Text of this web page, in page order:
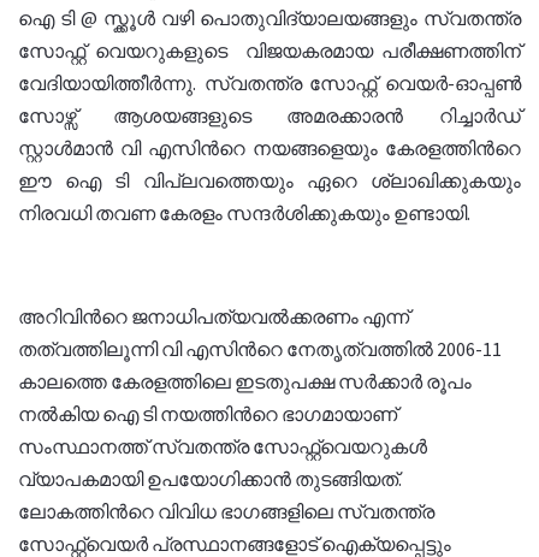
ഐ ടി @ സ്ക്കൂള്‍ വഴി പൊതുവിദ്യാലയങ്ങളും സ്വതന്ത്ര
സോഫ്റ്റ് വെയറുകളുടെ വിജയകരമായ പരീക്ഷണത്തിന്
വേദിയായിത്തീര്‍ന്നു. സ്വതന്ത്ര സോഫ്റ്റ് വെയര്‍-ഓപ്പണ്‍
സോഴ്സ് ആശയങ്ങളുടെ അമരക്കാരന്‍ റിച്ചാര്‍ഡ്
സ്റ്റാള്‍മാന്‍ വി എസിന്‍റെ നയങ്ങളെയും കേരളത്തിന്‍റെ
ഈ ഐ ടി വിപ്ലവത്തെയും ഏറെ ശ്ലാഖിക്കുകയും
നിരവധി തവണ കേരളം സന്ദര്‍ശിക്കുകയും ഉണ്ടായി.
അറിവിന്‍റെ ജനാധിപത്യവല്‍ക്കരണം എന്ന്
തത്വത്തിലൂന്നി വി എസിന്‍റെ നേതൃത്വത്തില്‍ 2006-11
കാലത്തെ കേരളത്തിലെ ഇടതുപക്ഷ സര്‍ക്കാര്‍ രൂപം
നല്‍കിയ ഐ ടി നയത്തിന്‍റെ ഭാഗമായാണ്
സംസ്ഥാനത്ത് സ്വതന്ത്ര സോഫ്റ്റ്വെയറുകള്‍
വ്യാപകമായി ഉപയോഗിക്കാന്‍ തുടങ്ങിയത്.
ലോകത്തിന്‍റെ വിവിധ ഭാഗങ്ങളിലെ സ്വതന്ത്ര
സോഫ്റ്റ്വെയര്‍ പ്രസ്ഥാനങ്ങളോട് ഐക്യപ്പെട്ടും